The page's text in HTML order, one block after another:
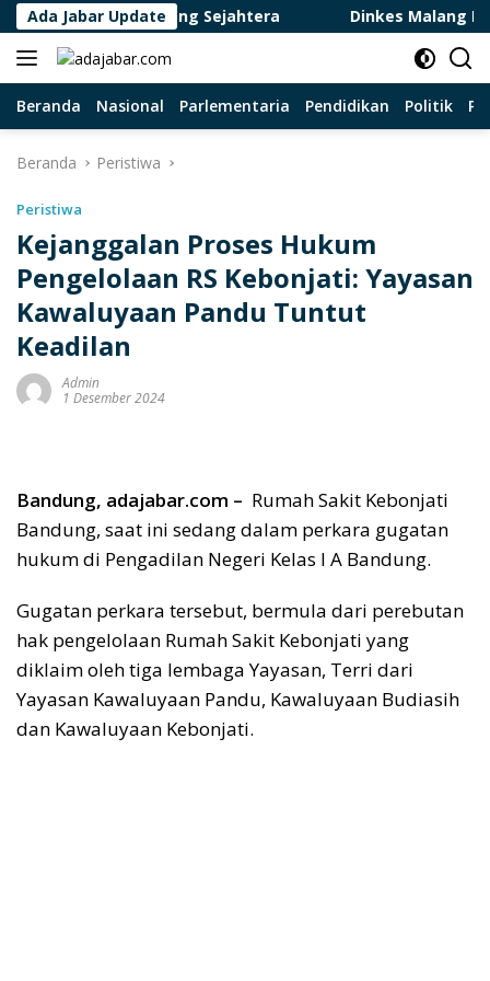
Langsung
ke
konten
Ada Jabar Update
Tua yang Sejahtera Dinkes Malang Nonaktifkan
Beranda Nasional Parlementaria Pendidikan Politik
Beranda Peristiwa
Peristiwa
Kejanggalan Proses Hukum
Pengelolaan RS Kebonjati: Yayasan
Kawaluyaan Pandu Tuntut
Keadilan
Admin
1 Desember 2024
Bandung, adajabar.com – Rumah Sakit Kebonjati
Bandung, saat ini sedang dalam perkara gugatan
hukum di Pengadilan Negeri Kelas I A Bandung.
Gugatan perkara tersebut, bermula dari perebutan
hak pengelolaan Rumah Sakit Kebonjati yang
diklaim oleh tiga lembaga Yayasan, Terri dari
Yayasan Kawaluyaan Pandu, Kawaluyaan Budiasih
dan Kawaluyaan Kebonjati.